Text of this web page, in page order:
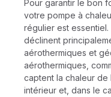
Pour garantir le bon
votre pompe à
régulier est
déclinent
aérothermiques et
aérothermiques,
captent la chaleur
intérieur et, dans le